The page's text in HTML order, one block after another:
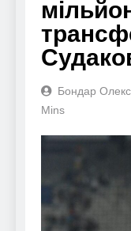
Бондар
Mins